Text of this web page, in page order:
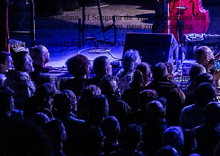
mitschneiden zu lassen?
Hier nun das Ergebnis. 11 Songs für die Vorweihnachtszeit und
das Weihnachtsfest. Passt im Advent, passt zur Bescherung,
passt jährlich.
Ho Ho Ho und MERRY CHRISTMAS and a Happy New
Year….
Track-List:
Christmasy Feeling, Amazing Grace, Blue Christmas, Here
Comes Santa Claus, I´ll Be Home For Christmas, Silent Night,
Silver Bells, Spiritual, White Christmas, Will The Circle Be
Unbroken, Winter Wonderland.
Auch als USB-CARD (2 GB) über unsere Homepage erhältlich
.... 19 Euro inkl. Versand.
(Zusatzkosten bei Insel oder Auslandversand)
Bestellungen: marketing@jc-experience.de